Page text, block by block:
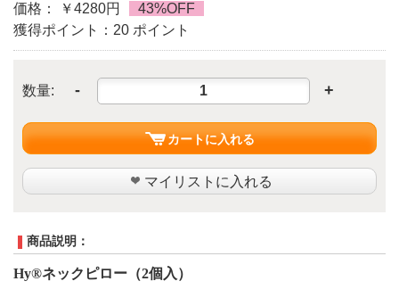
価格： ￥4280円
43%OFF
獲得ポイント：20 ポイント
数量: - +
カートに入れる
マイリストに入れる
商品説明：
Hy®ネックピロー（2個入）